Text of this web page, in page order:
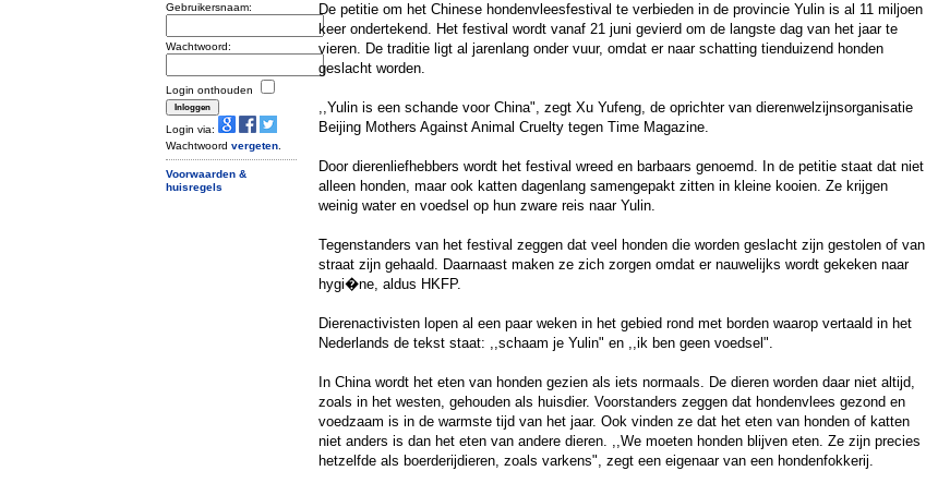
Gebruikersnaam:
Wachtwoord:
Login onthouden
Login via:
Wachtwoord vergeten
Voorwaarden &
huisregels
De petitie om het Chinese hondenvleesfestival te verbieden in de provincie Yulin is al 11 miljoen
keer ondertekend. Het festival wordt vanaf 21 juni gevierd om de langste dag van het jaar te
vieren. De traditie ligt al jarenlang onder vuur, omdat er naar schatting tienduizend honden
geslacht worden.
,,Yulin is een schande voor China", zegt Xu Yufeng, de oprichter van dierenwelzijnsorganisatie
Beijing Mothers Against Animal Cruelty tegen Time Magazine.
Door dierenliefhebbers wordt het festival wreed en barbaars genoemd. In de petitie staat dat niet
alleen honden, maar ook katten dagenlang samengepakt zitten in kleine kooien. Ze krijgen
weinig water en voedsel op hun zware reis naar Yulin.
Tegenstanders van het festival zeggen dat veel honden die worden geslacht zijn gestolen of van
straat zijn gehaald. Daarnaast maken ze zich zorgen omdat er nauwelijks wordt gekeken naar
hygi�ne, aldus HKFP.
Dierenactivisten lopen al een paar weken in het gebied rond met borden waarop vertaald in het
Nederlands de tekst staat: ,,schaam je Yulin" en ,,ik ben geen voedsel".
In China wordt het eten van honden gezien als iets normaals. De dieren worden daar niet altijd,
zoals in het westen, gehouden als huisdier. Voorstanders zeggen dat hondenvlees gezond en
voedzaam is in de warmste tijd van het jaar. Ook vinden ze dat het eten van honden of katten
niet anders is dan het eten van andere dieren. ,,We moeten honden blijven eten. Ze zijn precies
hetzelfde als boerderijdieren, zoals varkens", zegt een eigenaar van een hondenfokkerij.